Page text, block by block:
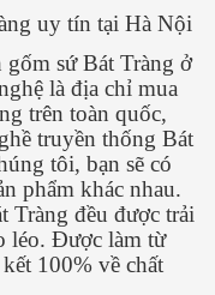
uy tín tại Hà Nội
gốm sứ Bát Tràng ở
là địa chỉ mua
trên toàn quốc,
truyền thống Bát
tôi, bạn sẽ có
phẩm khác nhau.
Tràng đều được trải
léo. Được làm từ
100% về chất